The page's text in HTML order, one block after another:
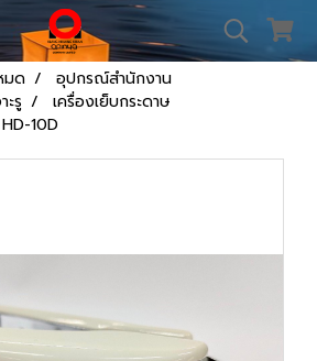
มด
อุปกรณ์สำนักงาน
ะรู
เครื่องเย็บกระดาษ
10D